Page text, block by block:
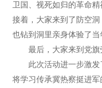
卫国、视死如归的革命精
接着，大家来到了防空
也钻到洞里亲身体验了当
最后，大家来到党旗
此次活动进一步激发
将学习传承冀热察挺进